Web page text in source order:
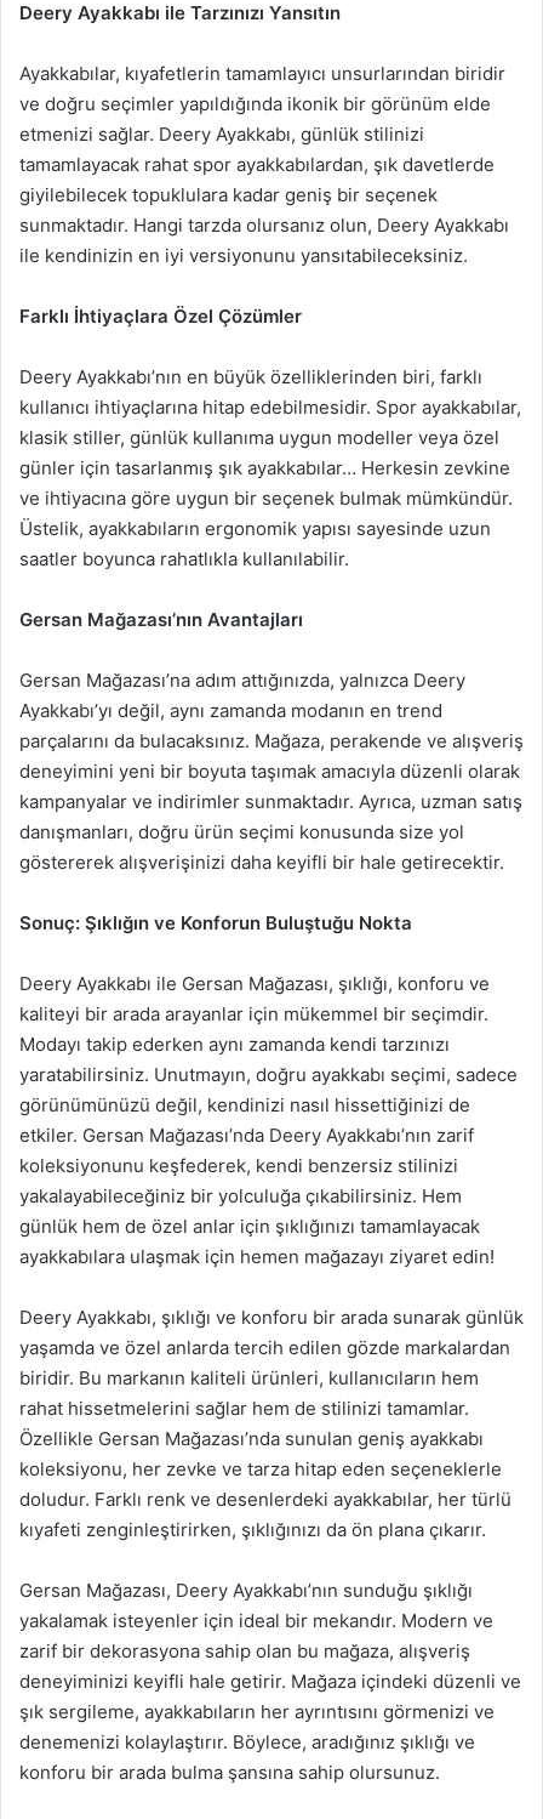
Deery Ayakkabı ile Tarzınızı Yansıtın
Ayakkabılar, kıyafetlerin tamamlayıcı unsurlarından biridir
ve doğru seçimler yapıldığında ikonik bir görünüm elde
etmenizi sağlar. Deery Ayakkabı, günlük stilinizi
tamamlayacak rahat spor ayakkabılardan, şık davetlerde
giyilebilecek topuklulara kadar geniş bir seçenek
sunmaktadır. Hangi tarzda olursanız olun, Deery Ayakkabı
ile kendinizin en iyi versiyonunu yansıtabileceksiniz.
Farklı İhtiyaçlara Özel Çözümler
Deery Ayakkabı’nın en büyük özelliklerinden biri, farklı
kullanıcı ihtiyaçlarına hitap edebilmesidir. Spor ayakkabılar,
klasik stiller, günlük kullanıma uygun modeller veya özel
günler için tasarlanmış şık ayakkabılar… Herkesin zevkine
ve ihtiyacına göre uygun bir seçenek bulmak mümkündür.
Üstelik, ayakkabıların ergonomik yapısı sayesinde uzun
saatler boyunca rahatlıkla kullanılabilir.
Gersan Mağazası’nın Avantajları
Gersan Mağazası’na adım attığınızda, yalnızca Deery
Ayakkabı’yı değil, aynı zamanda modanın en trend
parçalarını da bulacaksınız. Mağaza, perakende ve alışveriş
deneyimini yeni bir boyuta taşımak amacıyla düzenli olarak
kampanyalar ve indirimler sunmaktadır. Ayrıca, uzman satış
danışmanları, doğru ürün seçimi konusunda size yol
göstererek alışverişinizi daha keyifli bir hale getirecektir.
Sonuç: Şıklığın ve Konforun Buluştuğu Nokta
Deery Ayakkabı ile Gersan Mağazası, şıklığı, konforu ve
kaliteyi bir arada arayanlar için mükemmel bir seçimdir.
Modayı takip ederken aynı zamanda kendi tarzınızı
yaratabilirsiniz. Unutmayın, doğru ayakkabı seçimi, sadece
görünümünüzü değil, kendinizi nasıl hissettiğinizi de
etkiler. Gersan Mağazası’nda Deery Ayakkabı’nın zarif
koleksiyonunu keşfederek, kendi benzersiz stilinizi
yakalayabileceğiniz bir yolculuğa çıkabilirsiniz. Hem
günlük hem de özel anlar için şıklığınızı tamamlayacak
ayakkabılara ulaşmak için hemen mağazayı ziyaret edin!
Deery Ayakkabı, şıklığı ve konforu bir arada sunarak günlük
yaşamda ve özel anlarda tercih edilen gözde markalardan
biridir. Bu markanın kaliteli ürünleri, kullanıcıların hem
rahat hissetmelerini sağlar hem de stilinizi tamamlar.
Özellikle Gersan Mağazası’nda sunulan geniş ayakkabı
koleksiyonu, her zevke ve tarza hitap eden seçeneklerle
doludur. Farklı renk ve desenlerdeki ayakkabılar, her türlü
kıyafeti zenginleştirirken, şıklığınızı da ön plana çıkarır.
Gersan Mağazası, Deery Ayakkabı’nın sunduğu şıklığı
yakalamak isteyenler için ideal bir mekandır. Modern ve
zarif bir dekorasyona sahip olan bu mağaza, alışveriş
deneyiminizi keyifli hale getirir. Mağaza içindeki düzenli ve
şık sergileme, ayakkabıların her ayrıntısını görmenizi ve
denemenizi kolaylaştırır. Böylece, aradığınız şıklığı ve
konforu bir arada bulma şansına sahip olursunuz.